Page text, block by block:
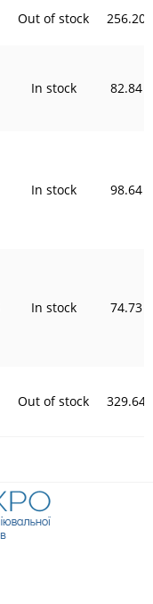
Out of stock 256.20
In stock 82.84
In stock 98.64
In stock 74.73
Out of stock 329.64